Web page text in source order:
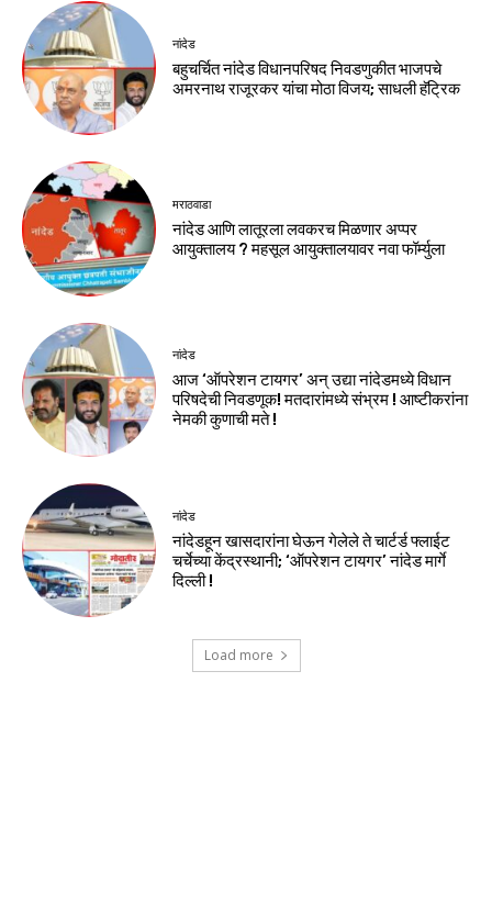
नांदेड
बहुचर्चित नांदेड विधानपरिषद निवडणुकीत भाजपचे
अमरनाथ राजूरकर यांचा मोठा विजय; साधली हॅट्रिक
मराठवाडा
नांदेड आणि लातूरला लवकरच मिळणार अप्पर
आयुक्तालय ? महसूल आयुक्तालयावर नवा फॉर्म्युला
नांदेड
आज ‘ऑपरेशन टायगर’ अन् उद्या नांदेडमध्ये विधान
परिषदेची निवडणूक! मतदारांमध्ये संभ्रम ! आष्टीकरांना
नेमकी कुणाची मते !
नांदेड
नांदेडहून खासदारांना घेऊन गेलेले ते चार्टर्ड फ्लाईट
चर्चेच्या केंद्रस्थानी; ‘ऑपरेशन टायगर’ नांदेड मार्गे
दिल्ली !
Load more